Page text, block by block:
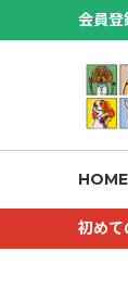
会員登
HOME
初めて